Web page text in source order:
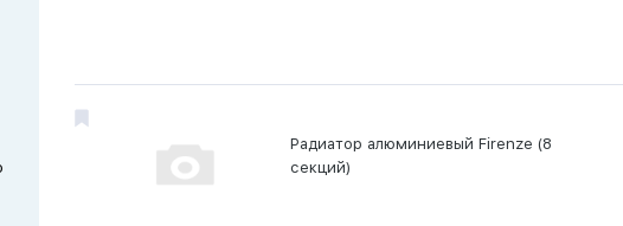
Радиатор алюминиевый Firenze (8
секций)